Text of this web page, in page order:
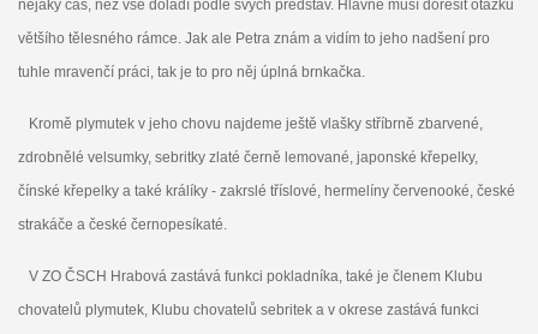
nějaký čas, než vše doladí podle svých představ. Hlavně musí dořešit otázku
většího tělesného rámce. Jak ale Petra znám a vidím to jeho nadšení pro
tuhle mravenčí práci, tak je to pro něj úplná brnkačka.
Kromě plymutek v jeho chovu najdeme ještě vlašky stříbrně zbarvené,
zdrobnělé velsumky, sebritky zlaté černě lemované, japonské křepelky,
čínské křepelky a také králíky - zakrslé tříslové, hermelíny červenooké, české
strakáče a české černopesíkaté.
V ZO ČSCH Hrabová zastává funkci pokladníka, také je členem Klubu
chovatelů plymutek, Klubu chovatelů sebritek a v okrese zastává funkci